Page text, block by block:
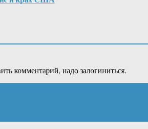
комментарий, надо залогиниться.